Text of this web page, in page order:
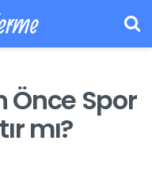
Önce Spor
mı?